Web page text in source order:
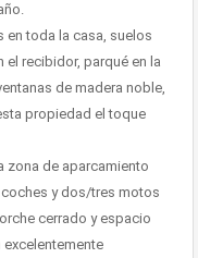
en toda la casa, suelos
el recibidor, parqué en la
de madera noble,
propiedad el toque
zona de aparcamiento
y dos/tres motos
cerrado y espacio